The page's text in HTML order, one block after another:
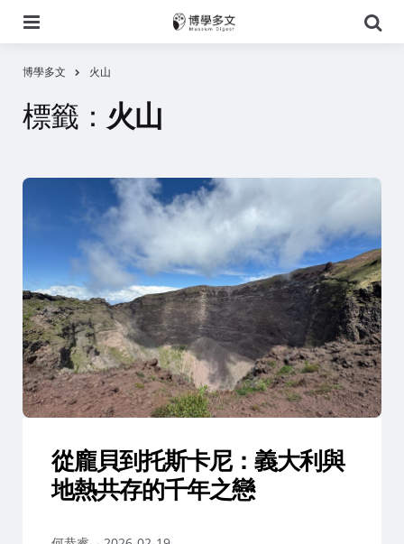
尋
博學多文 火山
標籤： 火山
從龐貝到托斯卡尼：義大利與
地熱共存的千年之戀
作